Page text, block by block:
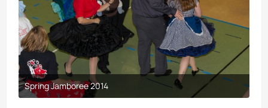
Spring Jamboree 2014
9. April 2017 um 19:44